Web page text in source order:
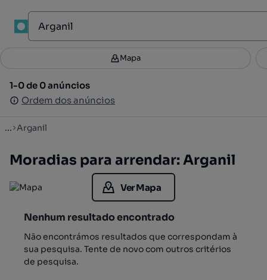
Filtros 3
1-0 de 0 anúncios
Ordem dos anúncios
Mapa
1-0 de 0 anúncios
Ordem dos anúncios
... Arganil
Moradias para arrendar: Arganil
Ver Mapa
Nenhum resultado encontrado
Não encontrámos resultados que correspondam à
sua pesquisa. Tente de novo com outros critérios
de pesquisa.